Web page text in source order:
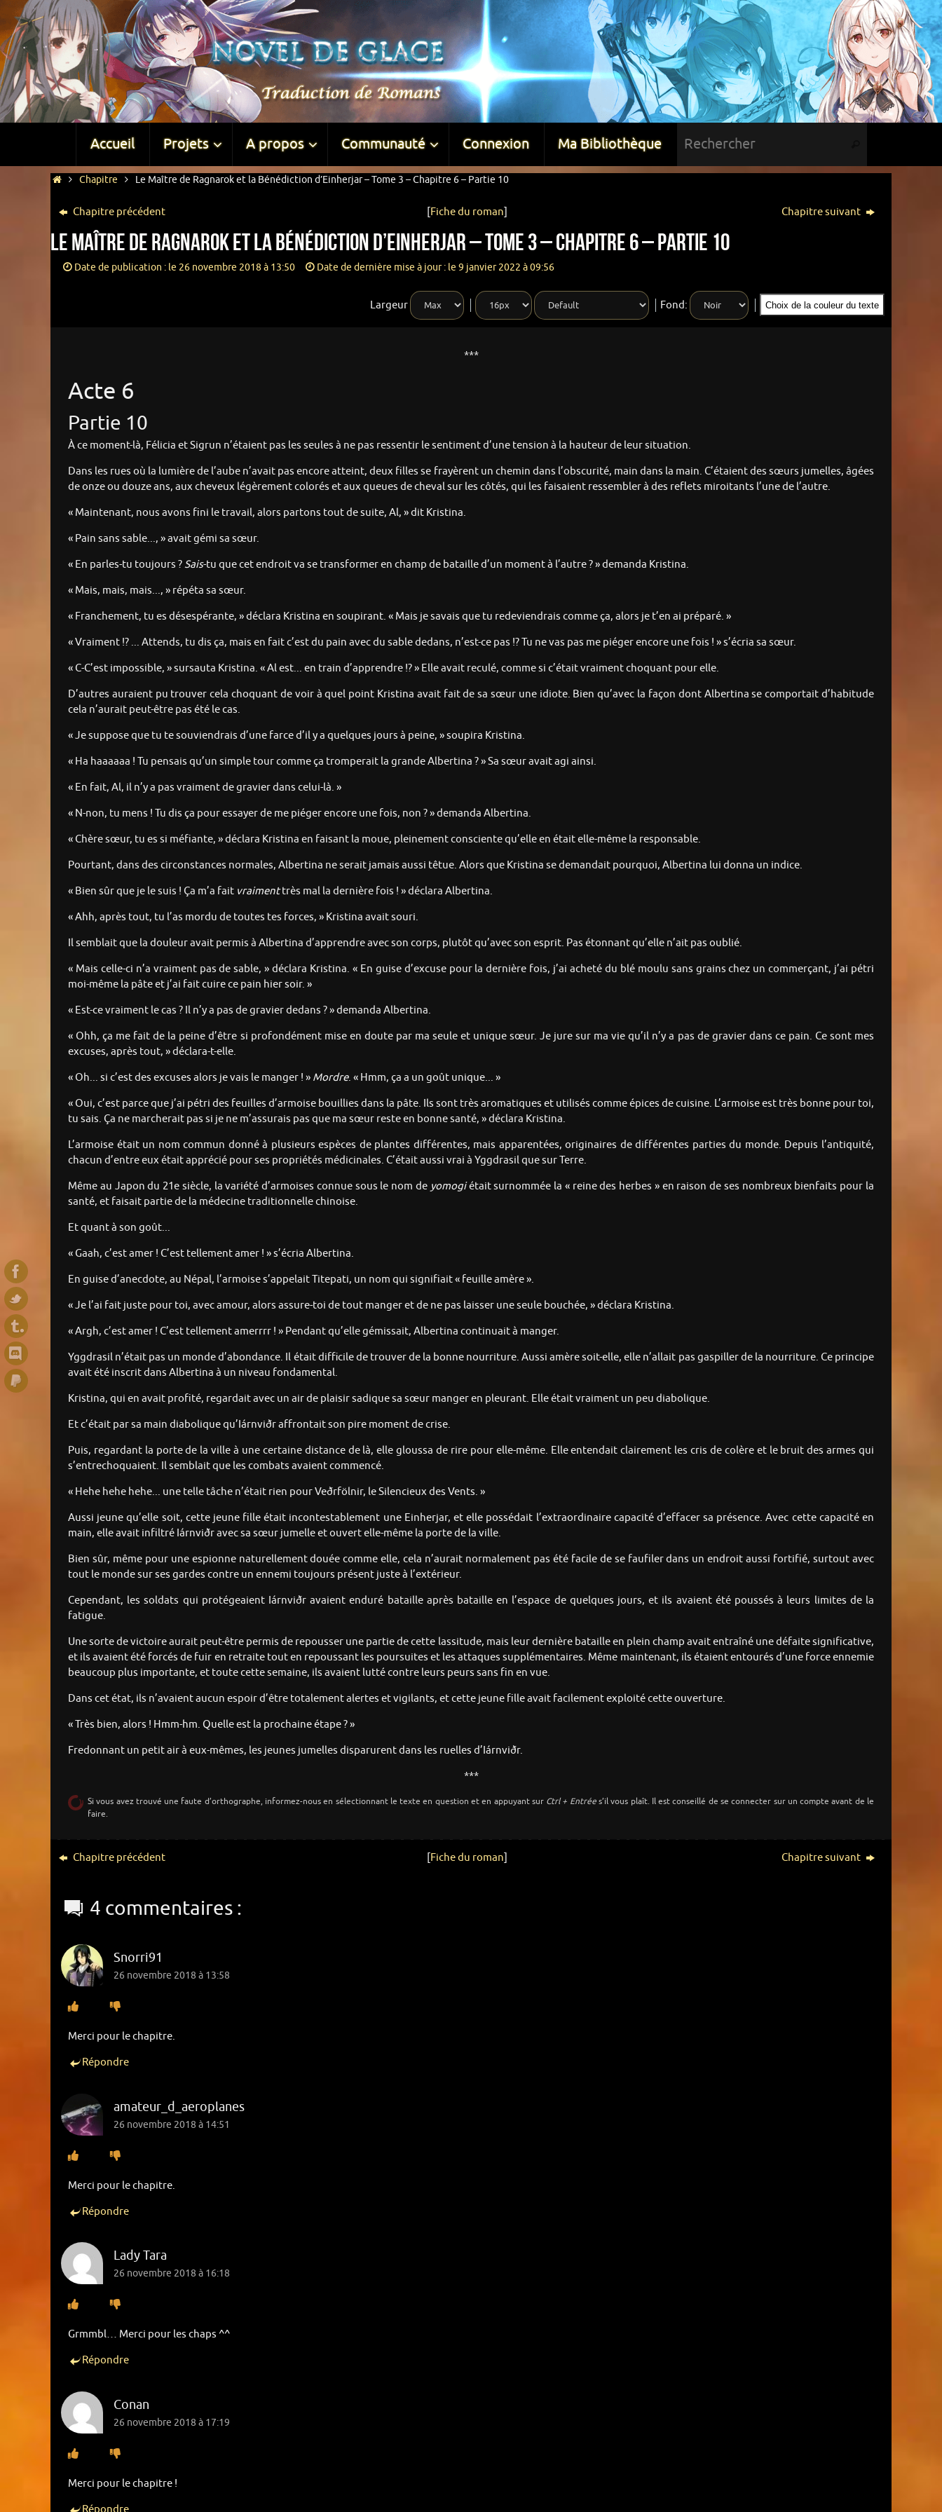
Accueil Projets A propos Communauté Connexion Ma Bibliothèque
Chapitre Le Maître de Ragnarok et la Bénédiction d’Einherjar – Tome 3 – Chapitre 6 – Partie 10
Chapitre précédent [Fiche du roman] Chapitre suivant
Le Maître de Ragnarok et la Bénédiction d’Einherjar – Tome 3 – Chapitre 6 – Partie 10
Date de publication : le 26 novembre 2018 à 13:50 Date de dernière mise à jour : le 9 janvier 2022 à 09:56
Largeur Fond: Choix de la couleur du texte
***
Acte 6
Partie 10
À ce moment-là, Félicia et Sigrun n’étaient pas les seules à ne pas ressentir le sentiment d’une tension à la hauteur de leur situation.
Dans les rues où la lumière de l’aube n’avait pas encore atteint, deux filles se frayèrent un chemin dans l’obscurité, main dans la main. C’étaient des sœurs jumelles, âgées
de onze ou douze ans, aux cheveux légèrement colorés et aux queues de cheval sur les côtés, qui les faisaient ressembler à des reflets miroitants l’une de l’autre.
« Maintenant, nous avons fini le travail, alors partons tout de suite, Al, » dit Kristina.
« Pain sans sable..., » avait gémi sa sœur.
« En parles-tu toujours ?Sais-tu que cet endroit va se transformer en champ de bataille d’un moment à l’autre ? » demanda Kristina.
« Mais, mais, mais..., » répéta sa sœur.
« Franchement, tu es désespérante, » déclara Kristina en soupirant. « Mais je savais que tu redeviendrais comme ça, alors je t’en ai préparé. »
« Vraiment !? ... Attends, tu dis ça, mais en fait c’est du pain avec du sable dedans, n’est-ce pas !? Tu ne vas pas me piéger encore une fois ! » s’écria sa sœur.
« C-C’est impossible, » sursauta Kristina. « Al est... en train d’apprendre !? » Elle avait reculé, comme si c’était vraiment choquant pour elle.
D’autres auraient pu trouver cela choquant de voir à quel point Kristina avait fait de sa sœur une idiote. Bien qu’avec la façon dont Albertina se comportait d’habitude
cela n’aurait peut-être pas été le cas.
« Je suppose que tu te souviendrais d’une farce d’il y a quelques jours à peine, » soupira Kristina.
« Ha haaaaaa ! Tu pensais qu’un simple tour comme ça tromperait la grande Albertina ? » Sa sœur avait agi ainsi.
« En fait, Al, il n’y a pas vraiment de gravier dans celui-là. »
« N-non, tu mens ! Tu dis ça pour essayer de me piéger encore une fois, non ? » demanda Albertina.
« Chère sœur, tu es si méfiante, » déclara Kristina en faisant la moue, pleinement consciente qu’elle en était elle-même la responsable.
Pourtant, dans des circonstances normales, Albertina ne serait jamais aussi têtue. Alors que Kristina se demandait pourquoi, Albertina lui donna un indice.
« Bien sûr que je le suis ! Ça m’a fait vraimenttrès mal la dernière fois ! » déclara Albertina.
« Ahh, après tout, tu l’as mordu de toutes tes forces, » Kristina avait souri.
Il semblait que la douleur avait permis à Albertina d’apprendre avec son corps, plutôt qu’avec son esprit. Pas étonnant qu’elle n’ait pas oublié.
« Mais celle-ci n’a vraiment pas de sable, » déclara Kristina. « En guise d’excuse pour la dernière fois, j’ai acheté du blé moulu sans grains chez un commerçant, j’ai pétri
moi-même la pâte et j’ai fait cuire ce pain hier soir. »
« Est-ce vraiment le cas ? Il n’y a pas de gravier dedans ? » demanda Albertina.
« Ohh, ça me fait de la peine d’être si profondément mise en doute par ma seule et unique sœur. Je jure sur ma vie qu’il n’y a pas de gravier dans ce pain. Ce sont mes
excuses, après tout, » déclara-t-elle.
« Oh... si c’est des excuses alors je vais le manger ! » Mordre. « Hmm, ça a un goût unique... »
« Oui, c’est parce que j’ai pétri des feuilles d’armoise bouillies dans la pâte. Ils sont très aromatiques et utilisés comme épices de cuisine. L’armoise est très bonne pour toi,
tu sais. Ça ne marcherait pas si je ne m’assurais pas que ma sœur reste en bonne santé, » déclara Kristina.
L’armoise était un nom commun donné à plusieurs espèces de plantes différentes, mais apparentées, originaires de différentes parties du monde. Depuis l’antiquité,
chacun d’entre eux était apprécié pour ses propriétés médicinales. C’était aussi vrai à Yggdrasil que sur Terre.
Même au Japon du 21e siècle, la variété d’armoises connue sous le nom de yomogiétait surnommée la « reine des herbes » en raison de ses nombreux bienfaits pour la
santé, et faisait partie de la médecine traditionnelle chinoise.
Et quant à son goût...
« Gaah, c’est amer ! C’est tellement amer ! » s’écria Albertina.
En guise d’anecdote, au Népal, l’armoise s’appelait Titepati, un nom qui signifiait « feuille amère ».
« Je l’ai fait juste pour toi, avec amour, alors assure-toi de tout manger et de ne pas laisser une seule bouchée, » déclara Kristina.
« Argh, c’est amer ! C’est tellement amerrrr ! » Pendant qu’elle gémissait, Albertina continuait à manger.
Yggdrasil n’était pas un monde d’abondance. Il était difficile de trouver de la bonne nourriture. Aussi amère soit-elle, elle n’allait pas gaspiller de la nourriture. Ce principe
avait été inscrit dans Albertina à un niveau fondamental.
Kristina, qui en avait profité, regardait avec un air de plaisir sadique sa sœur manger en pleurant. Elle était vraiment un peu diabolique.
Et c’était par sa main diabolique qu’Iárnviðr affrontait son pire moment de crise.
Puis, regardant la porte de la ville à une certaine distance de là, elle gloussa de rire pour elle-même. Elle entendait clairement les cris de colère et le bruit des armes qui
s’entrechoquaient. Il semblait que les combats avaient commencé.
« Hehe hehe hehe... une telle tâche n’était rien pour Veðrfölnir, le Silencieux des Vents. »
Aussi jeune qu’elle soit, cette jeune fille était incontestablement une Einherjar, et elle possédait l’extraordinaire capacité d’effacer sa présence. Avec cette capacité en
main, elle avait infiltré Iárnviðr avec sa sœur jumelle et ouvert elle-même la porte de la ville.
Bien sûr, même pour une espionne naturellement douée comme elle, cela n’aurait normalement pas été facile de se faufiler dans un endroit aussi fortifié, surtout avec
tout le monde sur ses gardes contre un ennemi toujours présent juste à l’extérieur.
Cependant, les soldats qui protégeaient Iárnviðr avaient enduré bataille après bataille en l’espace de quelques jours, et ils avaient été poussés à leurs limites de la
fatigue.
Une sorte de victoire aurait peut-être permis de repousser une partie de cette lassitude, mais leur dernière bataille en plein champ avait entraîné une défaite significative,
et ils avaient été forcés de fuir en retraite tout en repoussant les poursuites et les attaques supplémentaires. Même maintenant, ils étaient entourés d’une force ennemie
beaucoup plus importante, et toute cette semaine, ils avaient lutté contre leurs peurs sans fin en vue.
Dans cet état, ils n’avaient aucun espoir d’être totalement alertes et vigilants, et cette jeune fille avait facilement exploité cette ouverture.
« Très bien, alors ! Hmm-hm. Quelle est la prochaine étape ? »
Fredonnant un petit air à eux-mêmes, les jeunes jumelles disparurent dans les ruelles d’Iárnviðr.
***
Si vous avez trouvé une faute d’orthographe, informez-nous en sélectionnant le texte en question et en appuyant sur Ctrl + Entrées’il vous plaît. Il est conseillé de se connecter sur un compte avant de le
faire.
Chapitre précédent Fiche du roman Chapitre suivant
4 commentaires :
Snorri91
26 novembre 2018 à 13:58
Merci pour le chapitre.
Répondre
amateur_d_aeroplanes
26 novembre 2018 à 14:51
Merci pour le chapitre.
Répondre
Lady Tara
26 novembre 2018 à 16:18
Grmmbl… Merci pour les chaps ^^
Répondre
Conan
26 novembre 2018 à 17:19
Merci pour le chapitre !